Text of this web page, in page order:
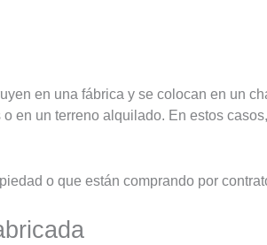
en una fábrica y se colocan en un
en un terreno alquilado. En estos
o que están comprando por